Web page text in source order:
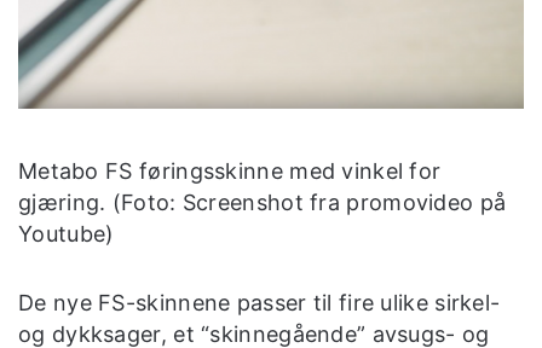
Metabo FS føringsskinne med vinkel for
gjæring. (Foto: Screenshot fra promovideo på
Youtube)
De nye FS-skinnene passer til fire ulike sirkel-
og dykksager, et “skinnegående” avsugs- og